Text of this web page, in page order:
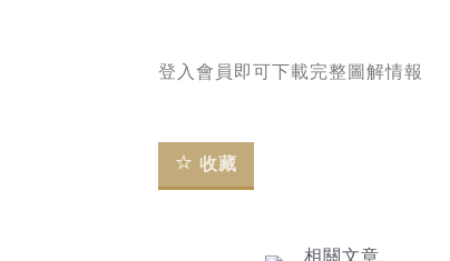
登入會員即可下載完整圖解情報
收藏
相關文章